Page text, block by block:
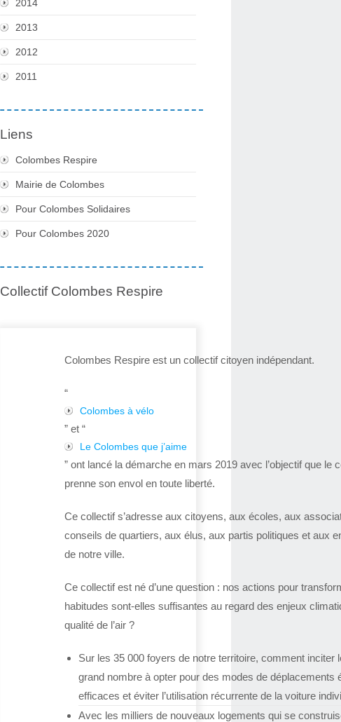
2014
2013
2012
2011
Liens
Colombes Respire
Mairie de Colombes
Pour Colombes Solidaires
Pour Colombes 2020
Collectif Colombes Respire
Colombes Respire est un collectif citoyen indépendant.
“
Colombes à vélo
” et “
Le Colombes que j’aime
” ont lancé la démarche en mars 2019 avec l’objectif que le
prenne son envol en toute liberté.
Ce collectif s’adresse aux citoyens, aux écoles, aux
conseils de quartiers, aux élus, aux partis politiques et aux
de notre ville.
Ce collectif est né d’une question : nos actions pour
habitudes sont-elles suffisantes au regard des enjeux
qualité de l’air ?
Sur les 35 000 foyers de notre territoire, comment inciter
grand nombre à opter pour des modes de déplacements
efficaces et éviter l’utilisation récurrente de la voiture
Avec les milliers de nouveaux logements qui se